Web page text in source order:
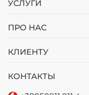
УСЛУГИ
ПРО НАС
КЛИЕНТУ
КОНТАКТЫ